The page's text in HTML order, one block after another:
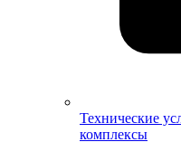
Технические
комплексы